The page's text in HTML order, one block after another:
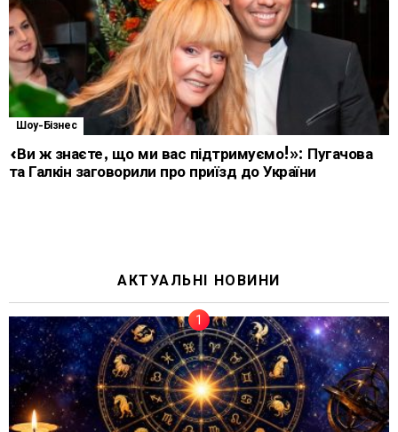
Шоу-Бізнес
«Ви ж знаєте, що ми вас підтримуємо!»: Пугачова
та Галкін заговорили про приїзд до України
АКТУАЛЬНІ НОВИНИ